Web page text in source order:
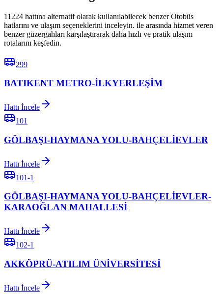
11224 hattına alternatif olarak kullanılabilecek benzer Otobüs
hatlarını ve ulaşım seçeneklerini inceleyin. ile arasında hizmet veren
benzer güzergahları karşılaştırarak daha hızlı ve pratik ulaşım
rotalarını keşfedin.
299
BATIKENT METRO-İLKYERLEŞİM
Hattı İncele
101
GÖLBAŞI-HAYMANA YOLU-BAHÇELİEVLER
Hattı İncele
101-1
GÖLBAŞI-HAYMANA YOLU-BAHÇELİEVLER-
KARAOĞLAN MAHALLESİ
Hattı İncele
102-1
AKKÖPRÜ-ATILIM ÜNİVERSİTESİ
Hattı İncele